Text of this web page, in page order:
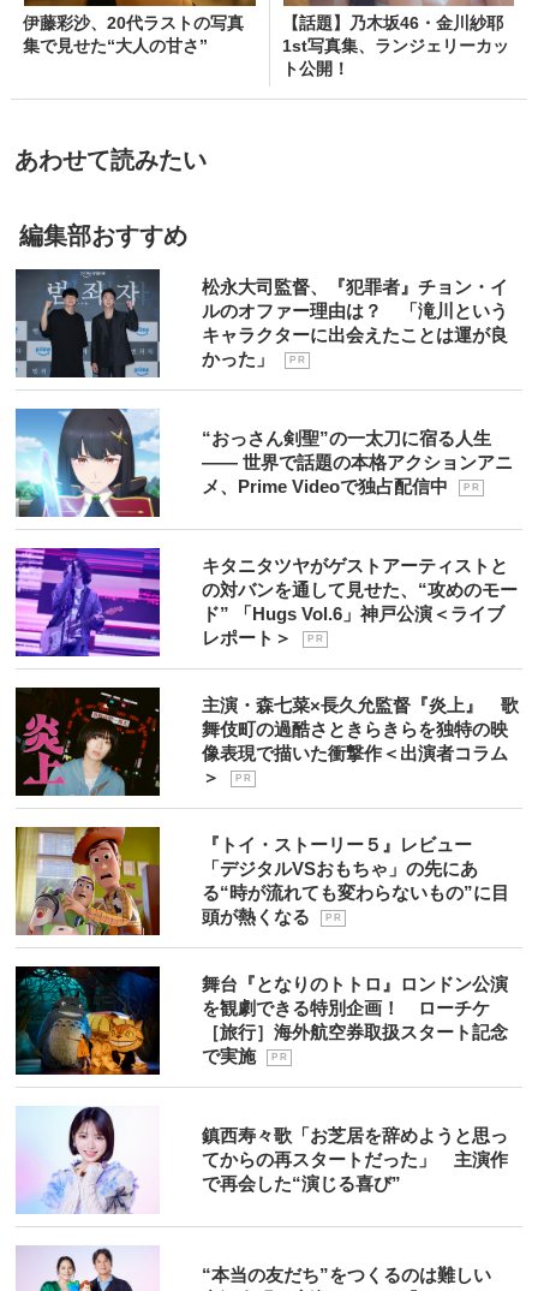
伊藤彩沙、20代ラストの写真
集で見せた“大人の甘さ”
【話題】乃木坂46・金川紗耶
1st写真集、ランジェリーカッ
ト公開！
あわせて読みたい
編集部おすすめ
松永大司監督、『犯罪者』チョン・イ
ルのオファー理由は？ 「滝川という
キャラクターに出会えたことは運が良
かった」
P R
“おっさん剣聖”の一太刀に宿る人生
―― 世界で話題の本格アクションアニ
メ、Prime Videoで独占配信中
P R
キタニタツヤがゲストアーティストと
の対バンを通して見せた、“攻めのモー
ド” 「Hugs Vol.6」神戸公演＜ライブ
レポート＞
P R
主演・森七菜×長久允監督『炎上』 歌
舞伎町の過酷さときらきらを独特の映
像表現で描いた衝撃作＜出演者コラム
＞
P R
『トイ・ストーリー５』レビュー
「デジタルVSおもちゃ」の先にあ
る“時が流れても変わらないもの”に目
頭が熱くなる
P R
舞台『となりのトトロ』ロンドン公演
を観劇できる特別企画！ ローチケ
［旅行］海外航空券取扱スタート記念
で実施
P R
鎮西寿々歌「お芝居を辞めようと思っ
てからの再スタートだった」 主演作
で再会した“演じる喜び”
“本当の友だち”をつくるのは難しい